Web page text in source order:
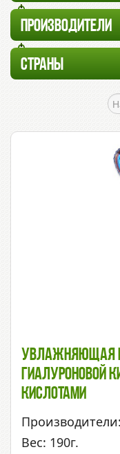
ПРОИЗВОДИТЕЛИ
СТРАНЫ
Увлажняющая
Гиалуроновой
Кислотами
Производители:
Вес: 190г.